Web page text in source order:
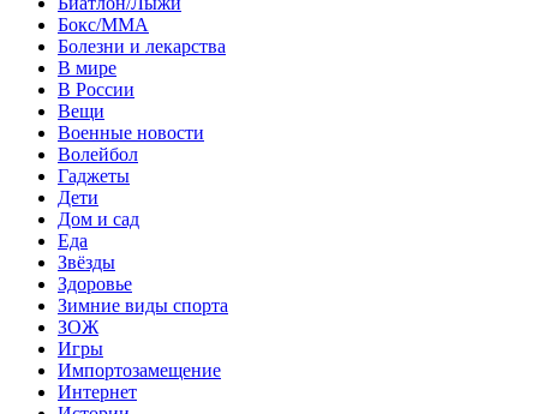
Бокс/MMA
Болезни и лекарства
В мире
В России
Вещи
Военные новости
Волейбол
Гаджеты
Дети
Дом и сад
Еда
Звёзды
Здоровье
Зимние виды спорта
ЗОЖ
Игры
Импортозамещение
Интернет